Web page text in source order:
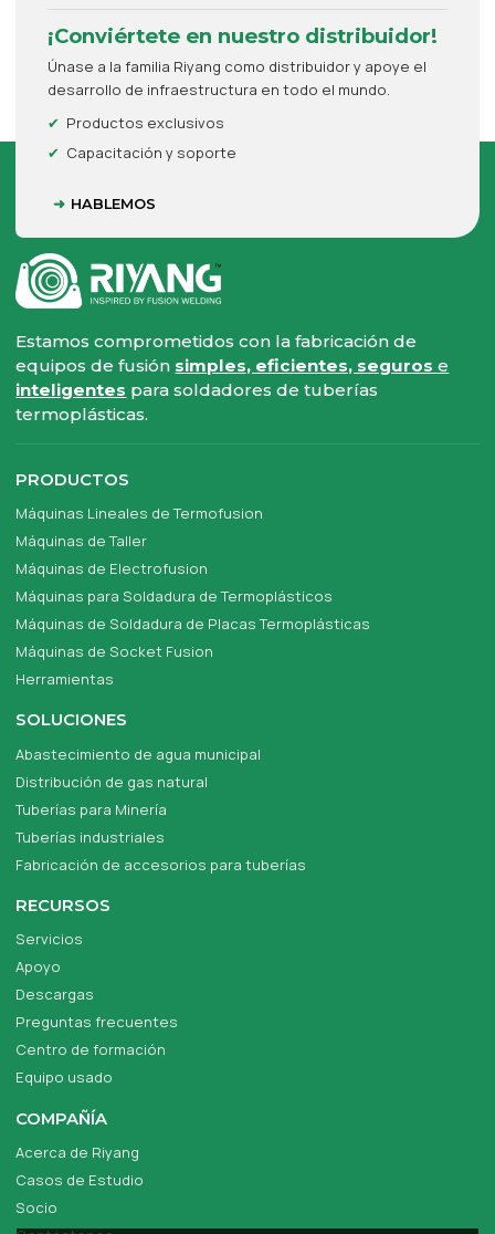
¡Conviértete en nuestro distribuidor!
Únase a la familia Riyang como distribuidor y apoye el
desarrollo de infraestructura en todo el mundo.
Productos exclusivos
Capacitación y soporte
HABLEMOS
Estamos comprometidos con la fabricación de
equipos de fusión simples, eficientes, segurose
inteligentes para soldadores de tuberías
termoplásticas.
PRODUCTOS
Máquinas Lineales de Termofusion
Máquinas de Taller
Máquinas de Electrofusion
Máquinas para Soldadura de Termoplásticos
Máquinas de Soldadura de Placas Termoplásticas
Máquinas de Socket Fusion
Herramientas
SOLUCIONES
Abastecimiento de agua municipal
Distribución de gas natural
Tuberías para Minería
Tuberías industriales
Fabricación de accesorios para tuberías
RECURSOS
Servicios
Apoyo
Descargas
Preguntas frecuentes
Centro de formación
Equipo usado
COMPAÑÍA
Acerca de Riyang
Casos de Estudio
Socio